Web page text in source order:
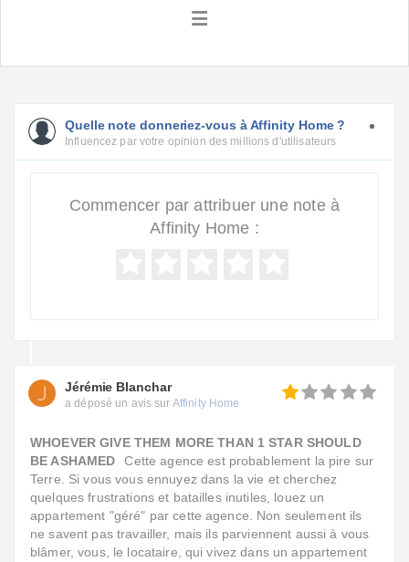
Quelle note donneriez-vous à Affinity Home ?
Influencez par votre opinion des millions d'utilisateurs
Commencer par attribuer une note à
Affinity Home :
Jérémie Blanchar
a déposé un avis sur Affinity Home
WHOEVER GIVE THEM MORE THAN 1 STAR SHOULD
BE ASHAMED
Cette agence est probablement la pire sur
Terre. Si vous vous ennuyez dans la vie et cherchez
quelques frustrations et batailles inutiles, louez un
appartement "géré" par cette agence. Non seulement ils
ne savent pas travailler, mais ils parviennent aussi à vous
blâmer, vous, le locataire, qui vivez dans un appartement